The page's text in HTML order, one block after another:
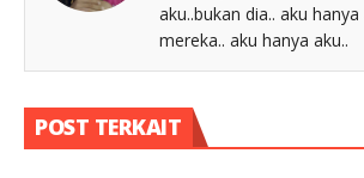
aku..bukan dia.. aku hanya
mereka.. aku hanya aku..
POST TERKAIT